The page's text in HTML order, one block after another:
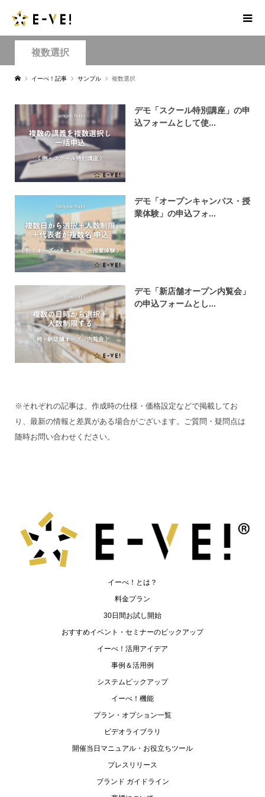
複数選択
イーべ！記事 サンプル 複数選択
デモ「スクール特別講座」の申
込フォームとして使...
デモ「オープンキャンパス・授
業体験」の申込フォ...
デモ「新店舗オープン内覧会」
の申込フォームとし...
※それぞれの記事は、作成時の仕様・価格設定などで掲載してお
り、最新の情報と差異がある場合がございます。ご質問・疑問点は
随時お問い合わせください。
イーべ！とは？
料金プラン
30日間お試し開始
おすすめイベント・セミナーのピックアップ
イーべ！活用アイデア
事例＆活用例
システムピックアップ
イーべ！機能
プラン・オプション一覧
ビデオライブラリ
開催当日マニュアル・お役立ちツール
プレスリリース
ブランド ガイドライン